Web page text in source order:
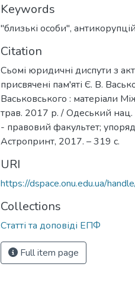
Keywords
"близькі особи",
Citation
Сьомі юридичні диспути з
присвячені пам'яті Є. В.
Васьковського : матеріали
трав. 2017 р. / Одеський нац.
- правовий факультет;
Астропринт, 2017. – 319 с.
URI
https://dspace.onu.edu.ua/
Collections
Статті та доповіді ЕПФ
Full item page